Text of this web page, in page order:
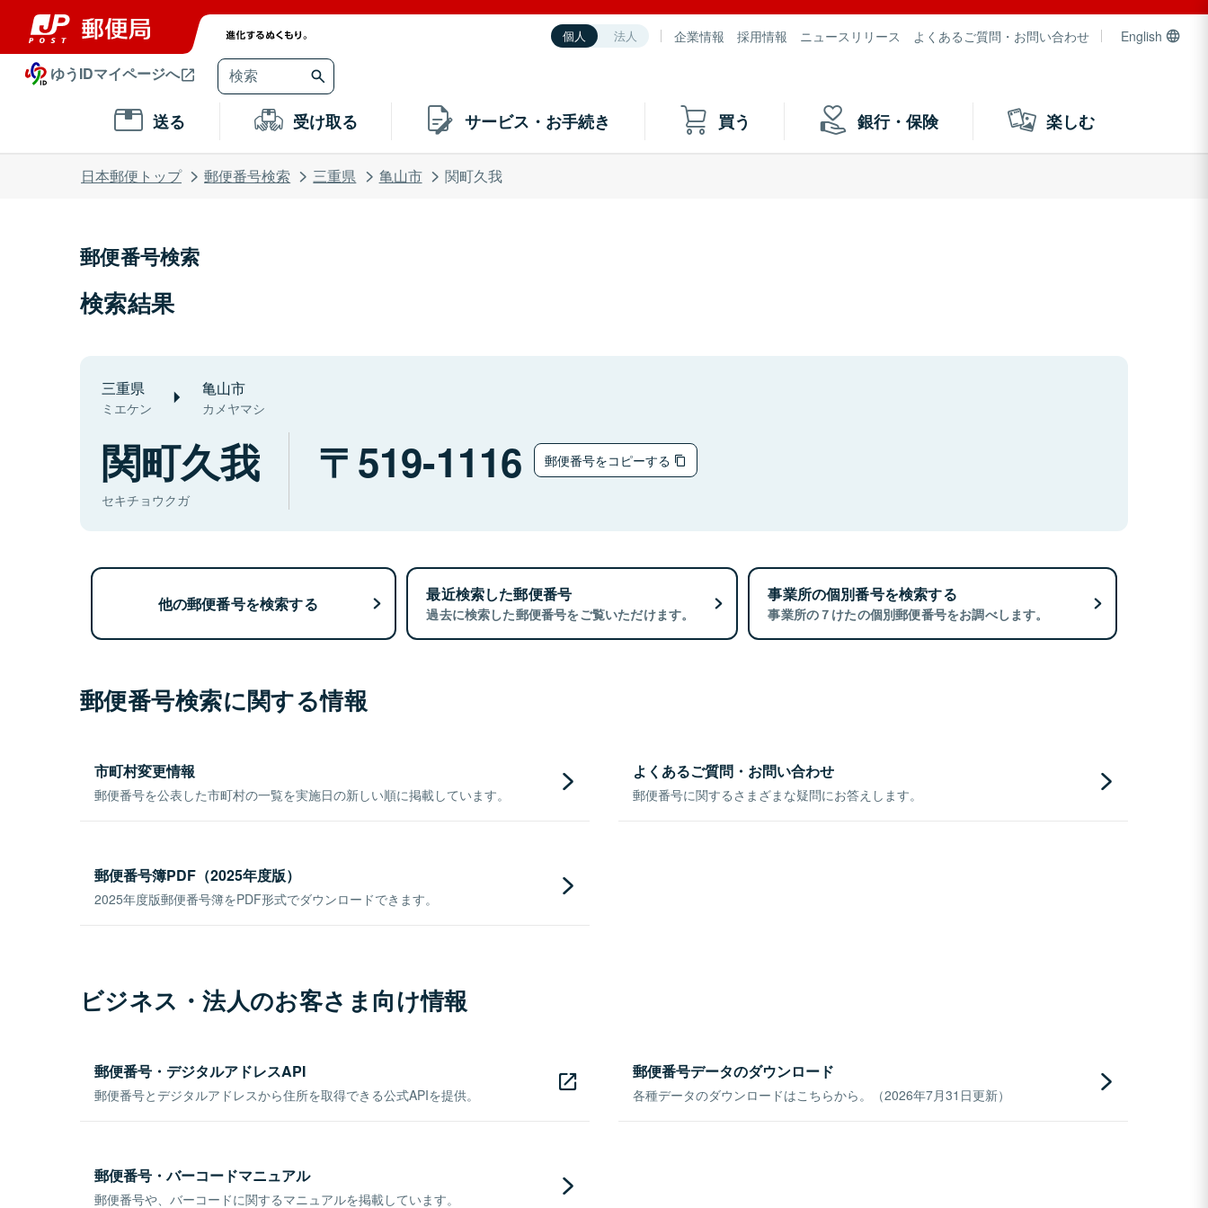
個人 法人 企業情報 採用情報 ニュースリリース よくあるご質問・お問い合わせ English
ゆうIDマイページへ
送る 受け取る サービス・お手続き 買う 銀行・保険 楽しむ
日本郵便トップ 郵便番号検索 三重県 亀山市 関町久我
郵便番号検索
検索結果
三重県
ミエケン
亀山市
カメヤマシ
関町久我
セキチョウクガ
519-1116 郵便番号をコピーする
他の郵便番号を検索する 最近検索した郵便番号
過去に検索した郵便番号をご覧いただけます。
事業所の個別番号を検索する
事業所の７けたの個別郵便番号をお調べします。
郵便番号検索に関する情報
市町村変更情報
郵便番号を公表した市町村の一覧を実施日の新しい順に掲載しています。
よくあるご質問・お問い合わせ
郵便番号に関するさまざまな疑問にお答えします。
郵便番号簿PDF（2025年度版）
2025年度版郵便番号簿をPDF形式でダウンロードできます。
ビジネス・法人のお客さま向け情報
郵便番号・デジタルアドレスAPI
郵便番号とデジタルアドレスから住所を取得できる公式APIを提供。
郵便番号データのダウンロード
各種データのダウンロードはこちらから。（2026年7月31日更新）
郵便番号・バーコードマニュアル
郵便番号や、バーコードに関するマニュアルを掲載しています。